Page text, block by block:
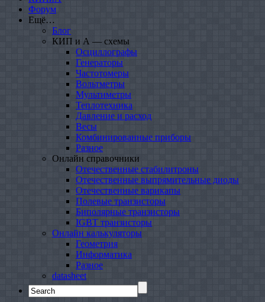
Форум
Ещё…
Блог
КИП и А — схемы
Осциллографы
Генераторы
Частотомеры
Вольтметры
Мультиметры
Теплотехника
Давление и расход
Весы
Комбинированные приборы
Разное
Онлайн справочники
Отечественные стабилитроны
Отечественные выпрямительные диоды
Отечественные варикапы
Полевые транзисторы
Биполярные транзисторы
IGBT транзисторы
Онлайн калькуляторы
Геометрия
Информатика
Разное
datasheet
Search
for: